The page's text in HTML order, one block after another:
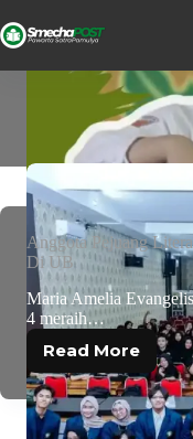
Anggota Pejuang
Di UB
Maria Amelia
4 meraih…
Read More